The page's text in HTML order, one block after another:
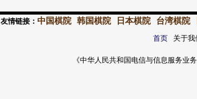
友情链接： 中国棋院 韩国棋院 日本棋院 台湾棋院
首页关于我
《中华人民共和国电信与信息服务